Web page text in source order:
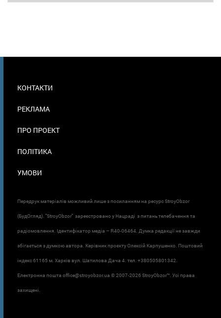
В
КОНТАКТИ
РЕКЛАМА
ПРО ПРОЕКТ
ПОЛІТИКА
УМОВИ
Передрук матеріалів можливий лише з посиланням на ресурс StroyObzor
(БудОгляд). "StroyObzor" зареєстровано у Нацраді з питань телебачення та
радіомовлення. Ідентифікатор медіа – R40-06464. Думка редакції не завжди
збігається з думкою автора. Керівник проєкту Олексій Карпушенко. Поштовий
індекс 61165 м. Харків вул. Шатилова Дача 4. тел. +380505801342.
Електронна пошта office@stroyobzor.ua © 2007-2026 StroyObzor™. Усі права
захищені.